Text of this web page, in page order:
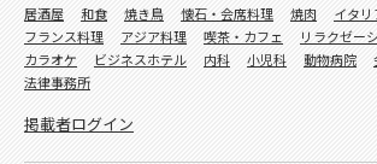
居酒屋 和食 焼き鳥 懐石・会席料理 焼肉
イタ
フランス料理
アジア料理 喫茶・カフェ リラクゼー
カラオケ
ビジネスホテル 内科 小児科 動物病院
法律事務所
掲載者ログイン